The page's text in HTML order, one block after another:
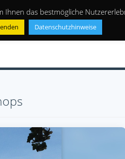
das bestmögliche
Datenschutzhinweise